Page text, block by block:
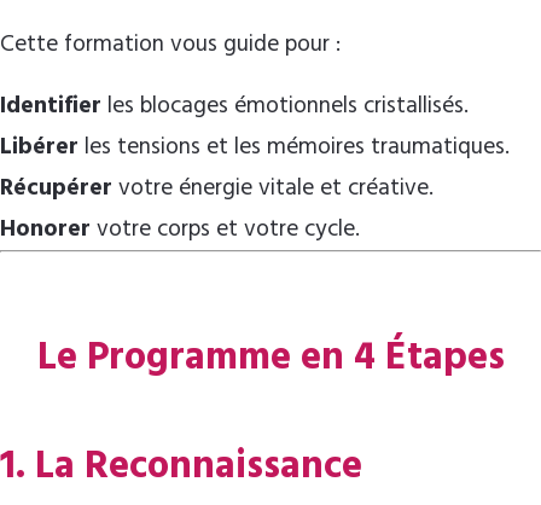
Cette formation vous guide pour :
Identifier les blocages émotionnels cristallisés.
Libérer les tensions et les mémoires traumatiques.
Récupérer votre énergie vitale et créative.
Honorer votre corps et votre cycle.
Le Programme en 4 Étapes
1. La Reconnaissance